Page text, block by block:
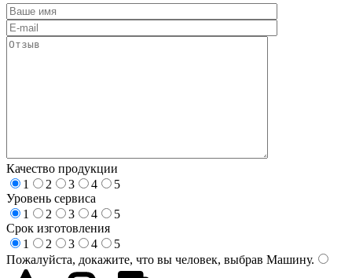
Качество продукции
1
2 3 4
5
Уровень сервиса
1
2 3 4
5
Срок изготовления
1
2 3 4
5
Пожалуйста, докажите, что вы человек, выбрав Машину.